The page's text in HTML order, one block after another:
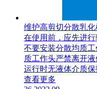
维护高剪切分散乳
在使用前，应先进
不要安装分散均质
质工作头严禁离开
运行时无液体介质保
查看更多